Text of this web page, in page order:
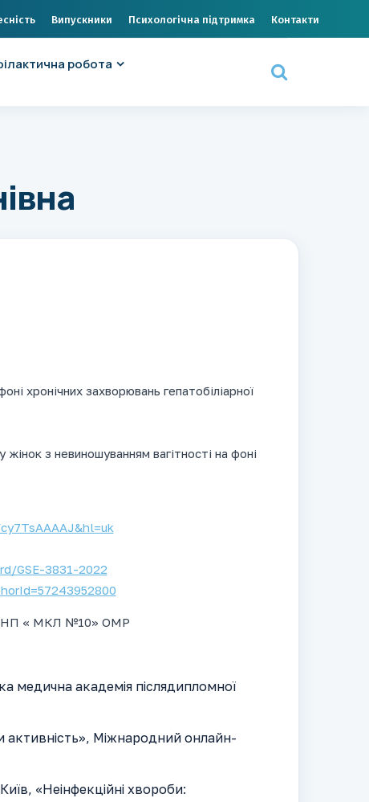
Випускники Психологічна підтримка Контакти
робота
хронічних захворювань гепатобіліарної
з невиношуванням вагітності на фоні
GSE-3831-2022
КНП « МКЛ №10» ОМР
медична академія післядипломної
активність», Міжнародний онлайн-
«Неінфекційні хвороби: